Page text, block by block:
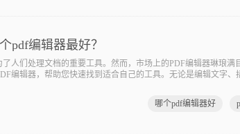
pdf编辑器最好？
人们处理文档的重要工具。然而，市场上的PDF编辑器琳琅
编辑器，帮助您快速找到适合自己的工具。无论是编辑文字、
哪个pdf编辑器好